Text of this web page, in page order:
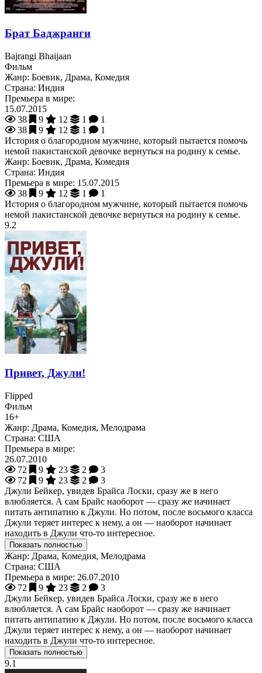
Брат Баджранги
Bajrangi Bhaijaan
Фильм
Жанр: Боевик, Драма, Комедия
Страна: Индия
Премьера в мире:
15.07.2015
38
9 12 1
1
38
9 12 1
1
История о благородном мужчине, который пытается помочь
немой пакистанской девочке вернуться на родину к семье.
Жанр: Боевик, Драма, Комедия
Страна: Индия
Премьера в мире: 15.07.2015
38
9 12 1
1
История о благородном мужчине, который пытается помочь
немой пакистанской девочке вернуться на родину к семье.
9.2
Привет, Джули!
Flipped
Фильм
16+
Жанр: Драма, Комедия, Мелодрама
Страна: США
Премьера в мире:
26.07.2010
72
9 23 2
3
72
9 23 2
3
Джули Бейкер, увидев Брайса Лоски, сразу же в него
влюбляется. А сам Брайс наоборот — сразу же начинает
питать антипатию к Джули. Но потом, после восьмого класса
Джули теряет интерес к нему, а он — наоборот начинает
находить в Джули что-то интересное.
Показать полностью
Жанр: Драма, Комедия, Мелодрама
Страна: США
Премьера в мире: 26.07.2010
72
9 23 2
3
Джули Бейкер, увидев Брайса Лоски, сразу же в него
влюбляется. А сам Брайс наоборот — сразу же начинает
питать антипатию к Джули. Но потом, после восьмого класса
Джули теряет интерес к нему, а он — наоборот начинает
находить в Джули что-то интересное.
Показать полностью
9.1